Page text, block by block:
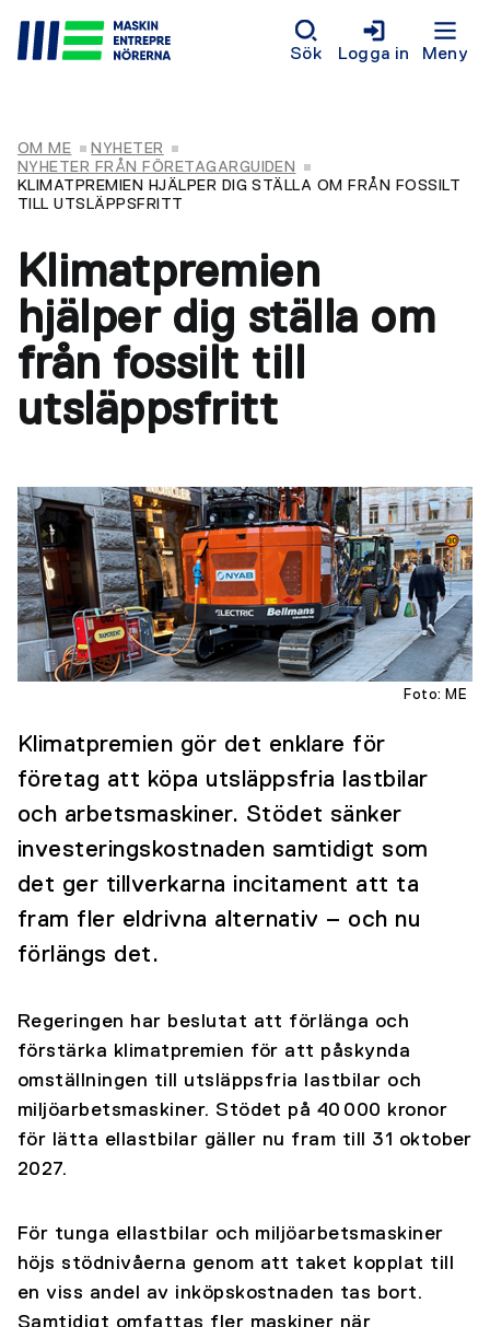
Sök Logga in Meny
OM ME
NYHETER
NYHETER FRÅN FÖRETAGARGUIDEN
KLIMATPREMIEN HJÄLPER DIG STÄLLA OM FRÅN FOSSILT
TILL UTSLÄPPSFRITT
Klimatpremien
hjälper dig ställa om
från fossilt till
utsläppsfritt
Foto: ME
Klimatpremien gör det enklare för
företag att köpa utsläppsfria lastbilar
och arbetsmaskiner. Stödet sänker
investeringskostnaden samtidigt som
det ger tillverkarna incitament att ta
fram fler eldrivna alternativ – och nu
förlängs det.
Regeringen har beslutat att förlänga och
förstärka klimatpremien för att påskynda
omställningen till utsläppsfria lastbilar och
miljöarbetsmaskiner. Stödet på 40 000 kronor
för lätta ellastbilar gäller nu fram till 31 oktober
2027.
För tunga ellastbilar och miljöarbetsmaskiner
höjs stödnivåerna genom att taket kopplat till
en viss andel av inköpskostnaden tas bort.
Samtidigt omfattas fler maskiner när